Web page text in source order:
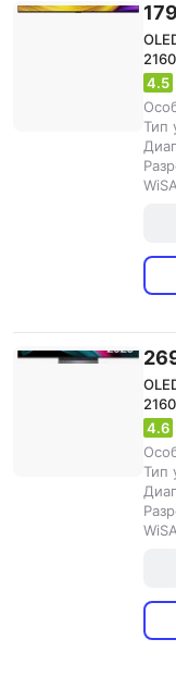
4.5
Тип
4.6
Тип